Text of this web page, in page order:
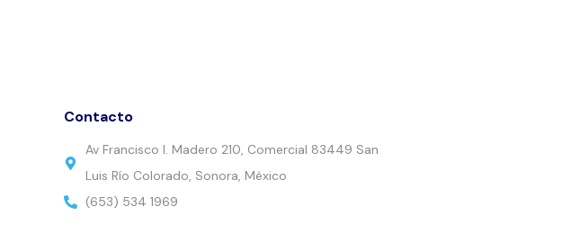
Contacto
Av Francisco I. Madero 210, Comercial 83449 San
Luis Río Colorado, Sonora, México
(653) 534 1969